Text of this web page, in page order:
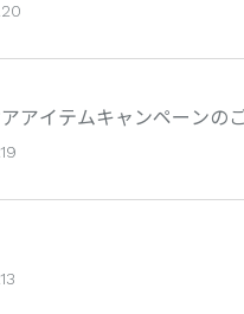
アイテムキャンペーンの